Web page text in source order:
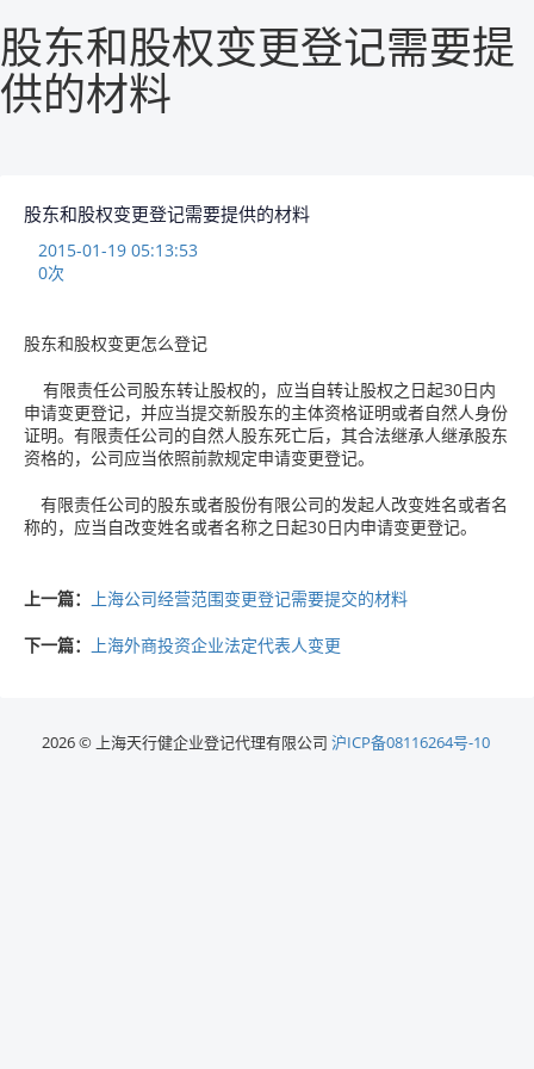
股东和股权变更登记需要提
供的材料
股东和股权变更登记需要提供的材料
2015-01-19 05:13:53
0次
股东和股权变更怎么登记
有限责任公司股东转让股权的，应当自转让股权之日起30日内
申请变更登记，并应当提交新股东的主体资格证明或者自然人身份
证明。有限责任公司的自然人股东死亡后，其合法继承人继承股东
资格的，公司应当依照前款规定申请变更登记。
有限责任公司的股东或者股份有限公司的发起人改变姓名或者名
称的，应当自改变姓名或者名称之日起30日内申请变更登记。
上一篇： 上海公司经营范围变更登记需要提交的材料
下一篇： 上海外商投资企业法定代表人变更
2026 © 上海天行健企业登记代理有限公司 沪ICP备08116264号-10